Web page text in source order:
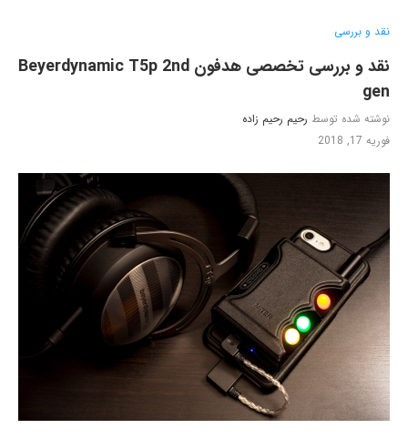
نقد و بررسی
نقد و بررسی تخصصی هدفون Beyerdynamic T5p 2nd
gen
نوشته شده توسط رحیم رحیم زاده
فوریه 17, 2018